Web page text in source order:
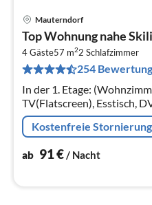
Mauterndorf
Top Wohnung nahe
4 Gäste57 m22 Schlafzimmer
254
In der 1. Etage:
TV(Flatscreen), Esstisch,
Balkon)
Kostenfreie Stornierung
ab 91€/ Nacht